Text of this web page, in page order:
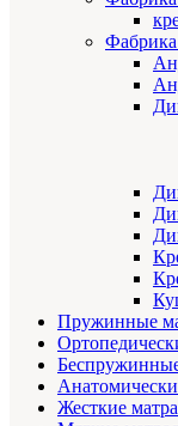
Пружинные
Жесткие